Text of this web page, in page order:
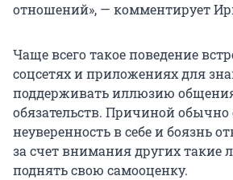
отношений», — комментирует
Чаще всего такое поведение
соцсетях и приложениях для
поддерживать иллюзию
обязательств. Причиной обычно
неуверенность в себе и боязнь
за счет внимания других
поднять свою самооценку.